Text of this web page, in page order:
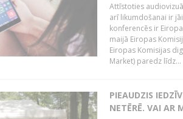
Attīstoties
arī likumdošanai ir
konferencēs ir
maijā Eiropas
Eiropas Komisijas
Market) paredz līdz...
PIEAUDZIS
NETĒRĒ. VAI AR